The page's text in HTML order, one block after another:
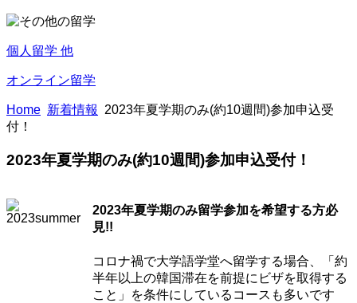
個人留学 他
オンライン留学
Home 新着情報
2023年夏学期のみ(約10週間)参加申込受
付！
2023年夏学期のみ(約10週間)参加申込受付！
2023年夏学期のみ留学参加を希望する方必
見!!
コロナ禍で大学語学堂へ留学する場合、「約
半年以上の韓国滞在を前提にビザを取得する
こと」を条件にしているコースも多いです